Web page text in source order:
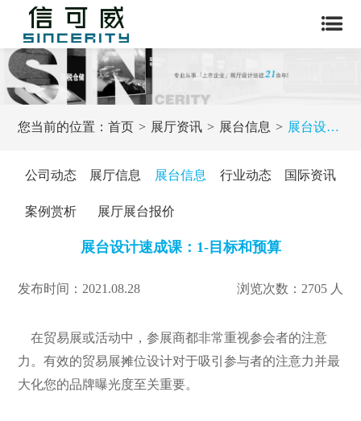
您当前的位置：首页 展厅资讯 展台信息 展台设计速成课：1-目标和预算
公司动态 展厅信息 展台信息 行业动态 国际资讯
案例赏析 展厅展台报价
展台设计速成课：1-目标和预算
发布时间：2021.08.28 浏览次数：2705 人
在贸易展或活动中，参展商都非常重视参会者的注意
力。有效的贸易展摊位设计对于吸引参与者的注意力并最
大化您的品牌曝光度至关重要。